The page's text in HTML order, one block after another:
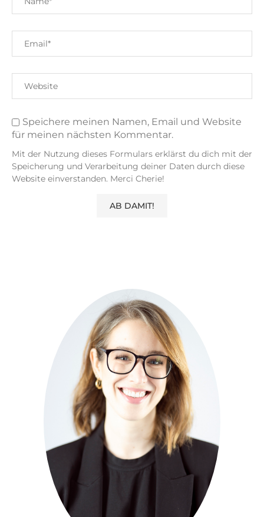
Speichere meinen Namen, Email und Website
für meinen nächsten Kommentar.
Mit der Nutzung dieses Formulars erklärst du dich mit der
Speicherung und Verarbeitung deiner Daten durch diese
Website einverstanden. Merci Cherie!